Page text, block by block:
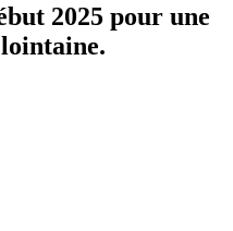
2025 pour une